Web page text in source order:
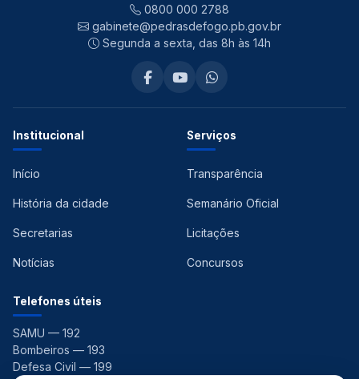
0800 000 2788
gabinete@pedrasdefogo.pb.gov.br
Segunda a sexta, das 8h às 14h
Institucional
Início
História da cidade
Secretarias
Notícias
Serviços
Transparência
Semanário Oficial
Licitações
Concursos
Telefones úteis
SAMU — 192
Bombeiros — 193
Defesa Civil — 199